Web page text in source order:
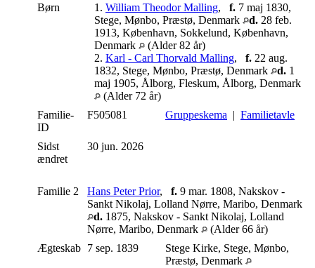
Børn
1. William Theodor Malling, f. 7 maj 1830,
Stege, Mønbo, Præstø, Denmark
d. 28 feb.
1913, København, Sokkelund, København,
Denmark
(Alder 82 år)
2. Karl - Carl Thorvald Malling, f. 22 aug.
1832, Stege, Mønbo, Præstø, Denmark
d. 1
maj 1905, Ålborg, Fleskum, Ålborg, Denmark
(Alder 72 år)
Familie-
ID
F505081 Gruppeskema | Familietavle
Sidst
ændret
30 jun. 2026
Familie 2 Hans Peter Prior, f. 9 mar. 1808, Nakskov -
Sankt Nikolaj, Lolland Nørre, Maribo, Denmark
d. 1875, Nakskov - Sankt Nikolaj, Lolland
Nørre, Maribo, Denmark
(Alder 66 år)
Ægteskab 7 sep. 1839
Stege Kirke, Stege, Mønbo,
Præstø, Denmark